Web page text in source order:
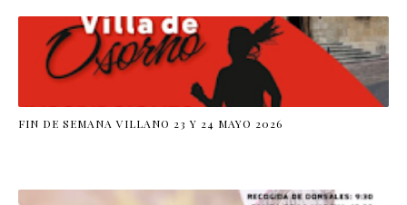
FIN DE SEMANA VILLANO 23 Y 24 MAYO 2026